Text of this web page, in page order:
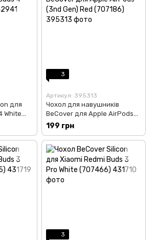
для
White
3
Артикул: 395313
Чохол для навушників
BeCover для Apple AirPods
(3nd Gen) Red (707186)
199 грн
3